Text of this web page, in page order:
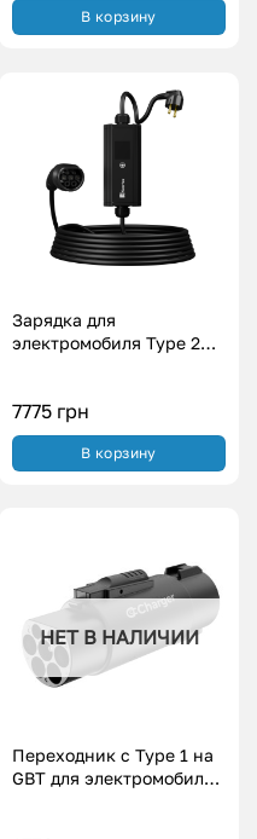
В корзину
Зарядка для
электромобиля Type 2
кВт.|16А)
7775 грн
В корзину
НЕТ В НАЛИЧИИ
Переходник с Type 1 на
GBT для электромобилей